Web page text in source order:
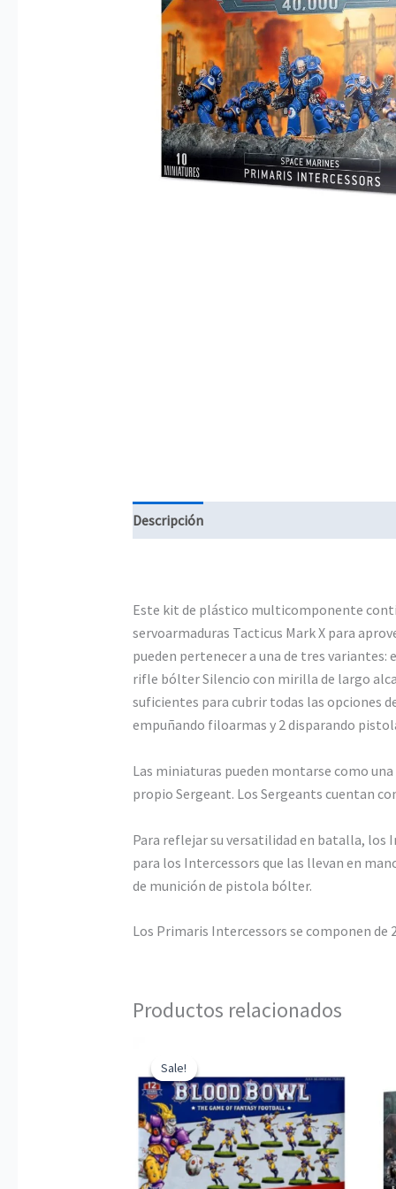
Descripción
Este kit de plástico multicomponente
servoarmaduras Tacticus Mark X para
pueden pertenecer a una de tres
rifle bólter Silencio con mirilla de largo
suficientes para cubrir todas las opciones
empuñando filoarmas y 2 disparando
Las miniaturas pueden montarse como una
propio Sergeant. Los Sergeants cuentan
Para reflejar su versatilidad en batalla, los
para los Intercessors que las llevan en
de munición de pistola bólter.
Los Primaris Intercessors se componen de
Productos relacionados
Sale!
Sale!